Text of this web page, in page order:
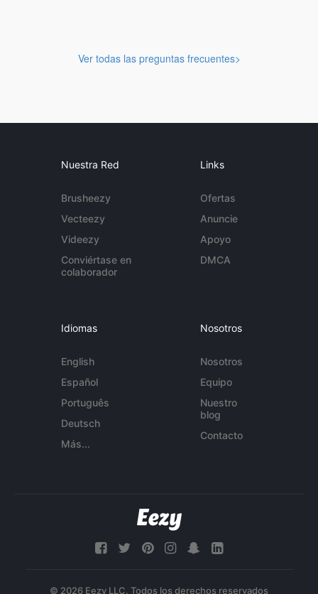
Ver todas las preguntas frecuentes>
Nuestra Red
Brusheezy
Vecteezy
Videezy
Conviértase en
colaborador
Links
Ofertas
Anuncie
Apoyo
DMCA
Idiomas
English
Español
Português
Deutsch
Más...
Nosotros
Nosotros
Equipo
Nuestro
blog
Contacto
© 2026 Eezy LLC. Todos los derechos reservados